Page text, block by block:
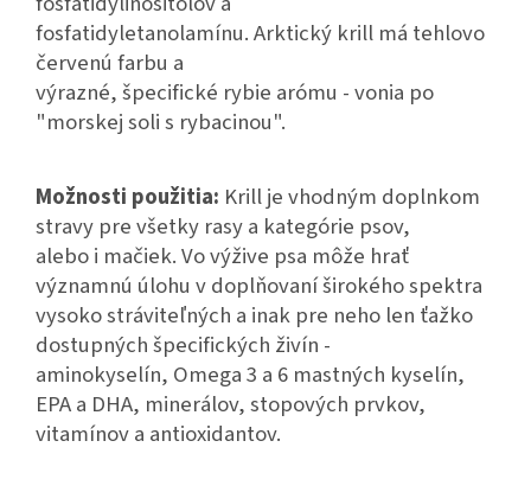
fosfatidyletanolamínu. Arktický krill má tehlovo
červenú farbu a
výrazné, špecifické rybie arómu - vonia po
"morskej soli s rybacinou".
Možnosti použitia: Krill je vhodným doplnkom
stravy pre všetky rasy a kategórie psov,
alebo i mačiek. Vo výžive psa môže hrať
významnú úlohu v doplňovaní širokého spektra
vysoko stráviteľných a inak pre neho len ťažko
dostupných špecifických živín -
aminokyselín, Omega 3 a 6 mastných kyselín,
EPA a DHA, minerálov, stopových prvkov,
vitamínov a antioxidantov.